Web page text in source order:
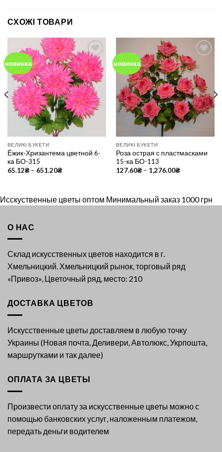
СХОЖІ ТОВАРИ
новинка
Add to
Wishlist
ВЕЛИКІ БУКЕТИ
Ёжик-Хризантема цветной 6-
ка БО-315
65.12₴– 651.20₴
новинка
Add to
Wishlist
ВЕЛИКІ БУКЕТИ
Роза острая с пластмасками
15-ка БО-113
127.60₴– 1,276.00₴
Исскуственные цветы оптом Минимальный заказ 1000 грн
О НАС
Склад искусственных цветов находится в г.
Хмельницкий. Хмельницкий рынок, торговый ряд
«Привоз», Цветочный ряд, место: 210
ДОСТАВКА ЦВЕТОВ
Искусственные цветы доставляем в любую точку
Украины (Новая почта, Деливери, Автолюкс, Укрпошта,
маршрутками и так далее)
ОПЛАТА ЗА ЦВЕТЫ
Произвести оплату за искусственные цветы можно с
помощью банковских услуг, наложенным платежом,
передать деньги водителем